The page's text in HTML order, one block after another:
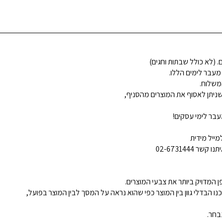
מעבר לימים הללו.
לאסוף את המוצרים מהסניף,
לימי עסקים!
מידית
6731444
ביותר את צבעי המוצרים.
הבדלי גוון בין המוצר כפי שהוא נראה על המסך לבין המוצר בפועל,